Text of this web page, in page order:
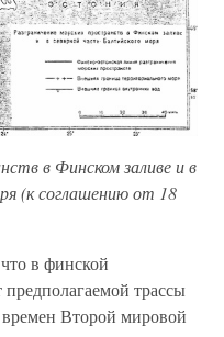
в Финском заливе и в
(к соглашению от 18
в финской
предполагаемой трассы
Второй мировой